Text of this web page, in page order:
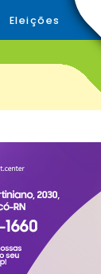
Eleições